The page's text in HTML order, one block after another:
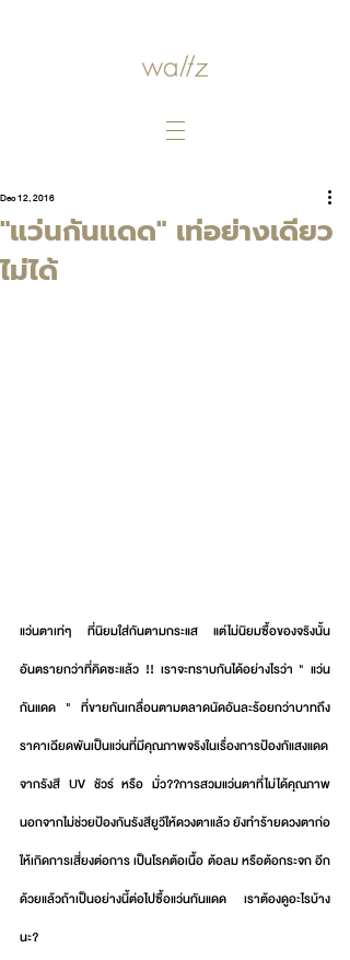
"แว่นกันแดด" เท่อย่างเดียว
ไม่ได้
Dec 12, 2016
แว่นตาเท่ๆ ที่นิยมใส่กันตามกระแส แต่ไม่นิยมซื้อของจริงนั้น
อันตรายกว่าที่คิดซะแล้ว !! เราจะทราบกันได้อย่างไรว่า " แว่น
กันแดด " ที่ขายกันเกลื่อนตามตลาดนัดอันละร้อยกว่าบาทถึง
ราคาเฉียดพันเป็นแว่นที่มีคุณภาพจริงในเรื่องการป้องกัแสงแดด
จากรังสี UV ชัวร์ หรือ มั่ว??การสวมแว่นตาที่ไม่ได้คุณภาพ
นอกจากไม่ช่วยป้องกันรังสียูวีให้ดวงตาแล้ว ยังทำร้ายดวงตาก่อ
ให้เกิดการเสี่ยงต่อการ เป็นโรคต้อเนื้อ ต้อลม หรือต้อกระจก อีก
ด้วยแล้วถ้าเป็นอย่างนี้ต่อไปซื้อแว่นกันแดด เราต้องดูอะไรบ้าง
นะ?